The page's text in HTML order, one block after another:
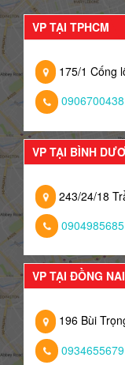
VP TẠI TPHCM
175/1 Cống
0906700438
VP TẠI BÌNH
243/24/18
0904985685
VP TẠI ĐỒNG NAI
196 Bùi
0934655679